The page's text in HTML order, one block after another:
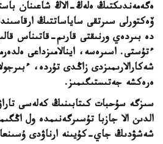
ەگەمەندىكتىڭ ەلەڭ-الاڭ شاعىنان
ۆەكتورلى سىرتقى ساياساتتىڭ
دە بىردەي ورنىقتى قارىم-قاتىناس
ءتۇستى. اسىرەسە، اينالامىزداعى
شەكارالارىمىزدى زاڭدى تۇردە،
ەرەكشە جەتىستىگىمىز.
سىزگە سۇحبات كىتابىنىڭ كەلەسى
الدىن الا جازبا تۇسىرگەنىمدە ول
شەشۋدىڭ جاي-كۇيىنە ارناۋدى